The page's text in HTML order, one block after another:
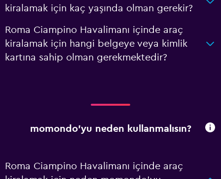
kiralamak için kaç yaşında olman gerekir?
Roma Ciampino Havalimanı içinde araç
kiralamak için hangi belgeye veya kimlik
kartına sahip olman gerekmektedir?
momondo'yu neden kullanmalısın?
Roma Ciampino Havalimanı içinde araç